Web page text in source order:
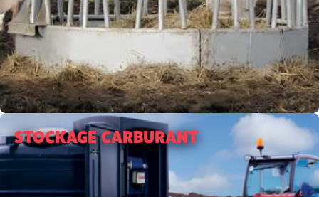
STOCKAGE CARBURANT